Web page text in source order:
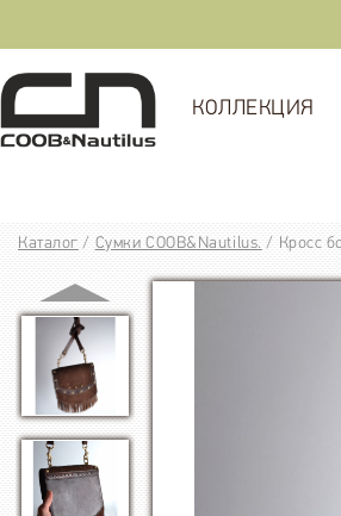
КОЛЛЕКЦИЯ
Каталог / Сумки COOB&Nautilus. / Кросс